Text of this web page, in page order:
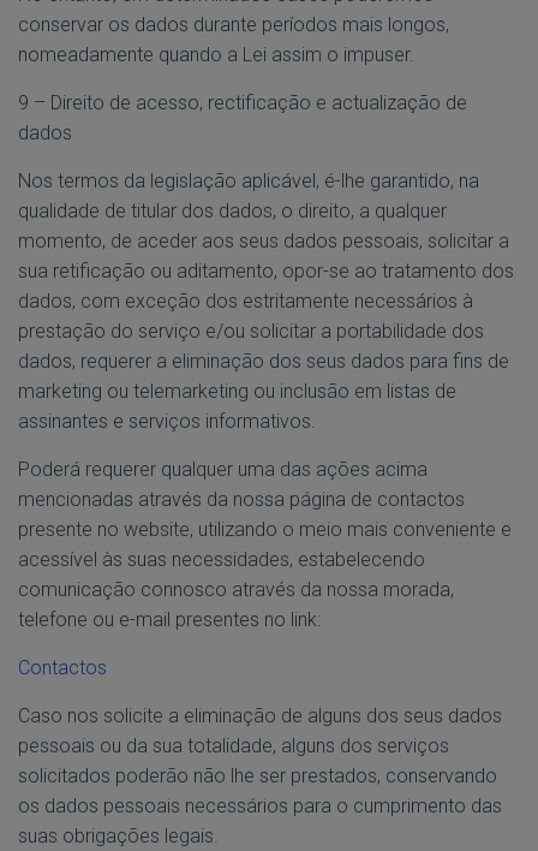
conservar os dados durante períodos mais longos,
nomeadamente quando a Lei assim o impuser.
9 – Direito de acesso, rectificação e actualização de
dados
Nos termos da legislação aplicável, é-lhe garantido, na
qualidade de titular dos dados, o direito, a qualquer
momento, de aceder aos seus dados pessoais, solicitar a
sua retificação ou aditamento, opor-se ao tratamento dos
dados, com exceção dos estritamente necessários à
prestação do serviço e/ou solicitar a portabilidade dos
dados, requerer a eliminação dos seus dados para fins de
marketing ou telemarketing ou inclusão em listas de
assinantes e serviços informativos.
Poderá requerer qualquer uma das ações acima
mencionadas através da nossa página de contactos
presente no website, utilizando o meio mais conveniente e
acessível às suas necessidades, estabelecendo
comunicação connosco através da nossa morada,
telefone ou e-mail presentes no link:
Contactos
Caso nos solicite a eliminação de alguns dos seus dados
pessoais ou da sua totalidade, alguns dos serviços
solicitados poderão não lhe ser prestados, conservando
os dados pessoais necessários para o cumprimento das
suas obrigações legais.